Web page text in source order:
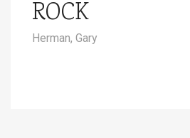
ROCK
Herman, Gary